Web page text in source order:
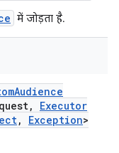
में जोड़ता है.
Audience
,
Executor
, Exception>